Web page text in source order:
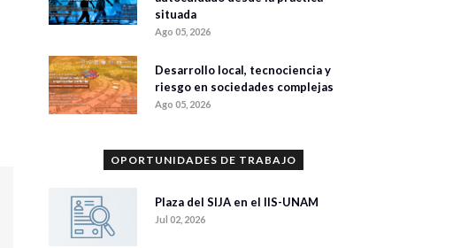
situada
Ago 05, 2026
Desarrollo local, tecnociencia y
riesgo en sociedades complejas
Ago 05, 2026
OPORTUNIDADES DE TRABAJO
Plaza del SIJA en el IIS-UNAM
Jul 02, 2026